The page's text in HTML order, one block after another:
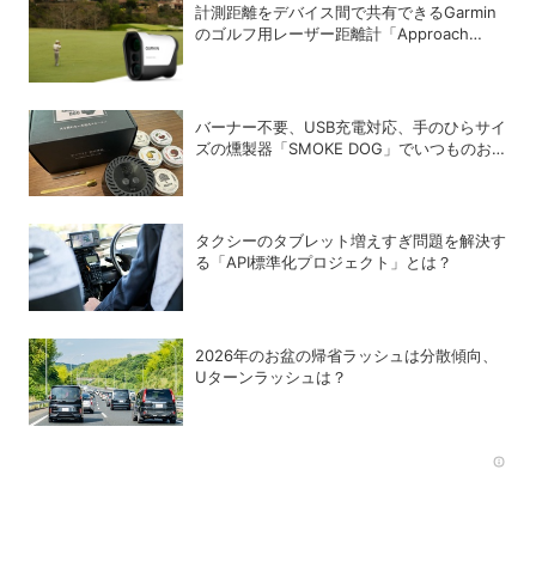
計測距離をデバイス間で共有できるGarmin
のゴルフ用レーザー距離計「Approach
バーナー不要、USB充電対応、手のひらサイ
ズの燻製器「SMOKE DOG」でいつものお
タクシーのタブレット増えすぎ問題を解決す
る「API標準化プロジェクト」とは？
2026年のお盆の帰省ラッシュは分散傾向、
Uターンラッシュは？